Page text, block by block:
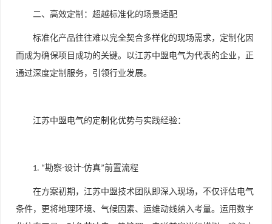
二、高效定制：超越标准化的场景适配
标准化产品往往难以完全契合多样化的现场需求，定制化因
而成为确保项目成功的关键。以江苏中盟电气为代表的企业，正
通过深度定制服务，引领行业发展。
江苏中盟电气的定制化优势与实践经验：
1. “勘察-设计-仿真”前置流程
在方案初期，江苏中盟技术团队即深入现场，不仅评估电气
条件，更将地理环境、气候因素、运维动线纳入考量。运用数字